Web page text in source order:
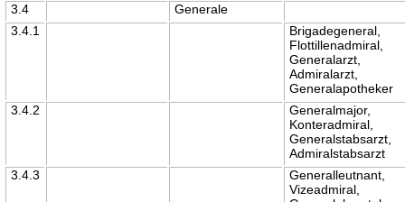
3.4
Generale
3.4.1
Brigadegeneral,
Flottillenadmiral,
Generalarzt,
Admiralarzt,
Generalapotheker
3.4.2
Generalmajor,
Konteradmiral,
Generalstabsarzt,
Admiralstabsarzt
3.4.3
Generalleutnant,
Vizeadmiral,